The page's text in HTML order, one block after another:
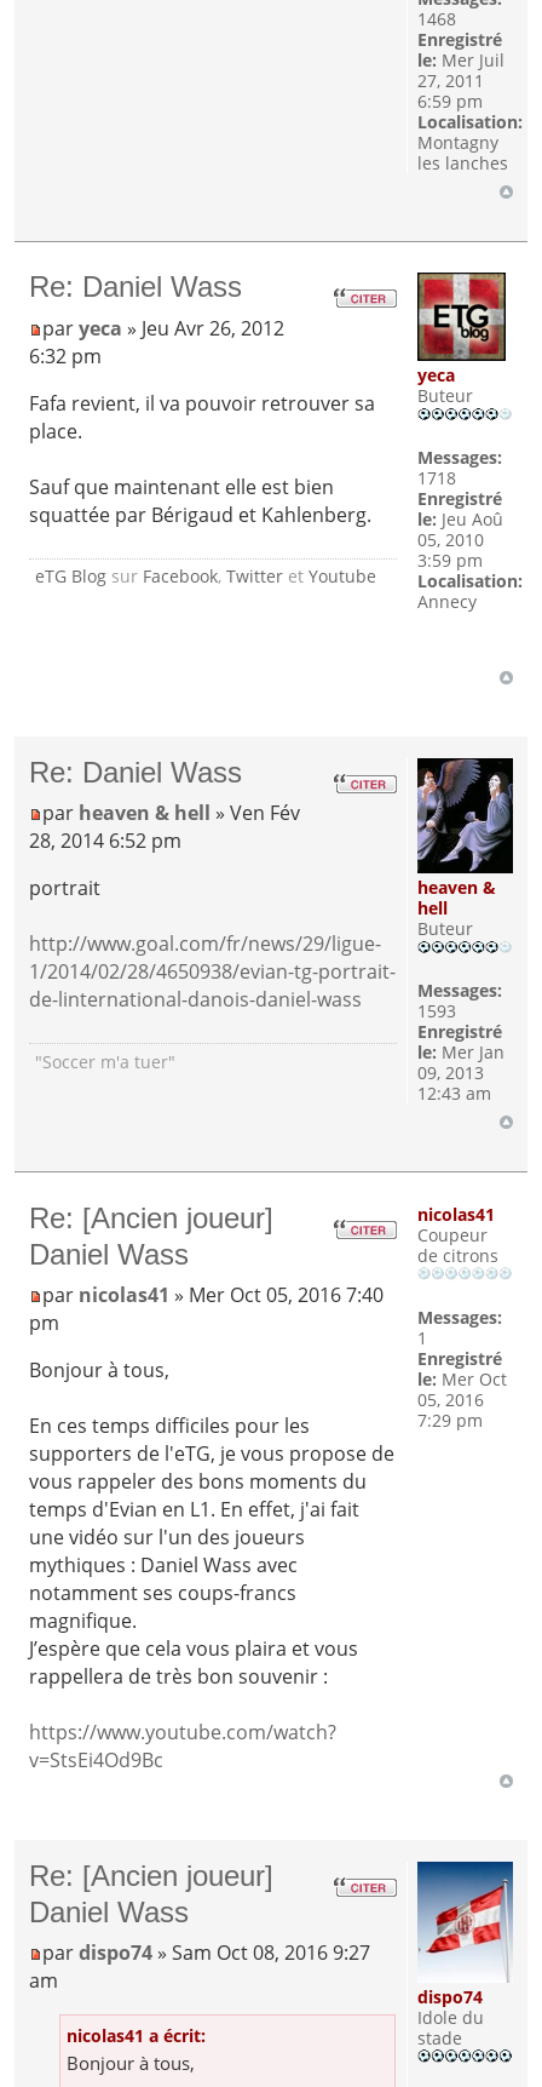
1468
Enregistré
le: Mer Juil
27, 2011
6:59 pm
Localisation:
Montagny
les lanches
Re: Daniel Wass
paryeca » Jeu Avr 26, 2012
6:32 pm
Fafa revient, il va pouvoir retrouver sa
place.
Sauf que maintenant elle est bien
squattée par Bérigaud et Kahlenberg.
eTG Blog sur Facebook,Twitter etYoutube
yeca
Buteur
Messages:
1718
Enregistré
le: Jeu Aoû
05, 2010
3:59 pm
Localisation:
Annecy
Re: Daniel Wass
par heaven & hell » Ven Fév
28, 2014 6:52 pm
portrait
http://www.goal.com/fr/news/29/ligue-
1/2014/02/28/4650938/evian-tg-portrait-
de-linternational-danois-daniel-wass
"Soccer m'a tuer"
heaven &
hell
Buteur
Messages:
1593
Enregistré
le: Mer Jan
09, 2013
12:43 am
Re: [Ancien joueur]
Daniel Wass
par nicolas41 » Mer Oct 05, 2016 7:40
pm
Bonjour à tous,
En ces temps difficiles pour les
supporters de l'eTG, je vous propose de
vous rappeler des bons moments du
temps d'Evian en L1. En effet, j'ai fait
une vidéo sur l'un des joueurs
mythiques : Daniel Wass avec
notamment ses coups-francs
magnifique.
J’espère que cela vous plaira et vous
rappellera de très bon souvenir :
https://www.youtube.com/watch?
v=StsEi4Od9Bc
nicolas41
Coupeur
de citrons
Messages:
1
Enregistré
le: Mer Oct
05, 2016
7:29 pm
Re: [Ancien joueur]
Daniel Wass
pardispo74 » Sam Oct 08, 2016 9:27
am
nicolas41 a écrit:
Bonjour à tous,
dispo74
Idole du
stade